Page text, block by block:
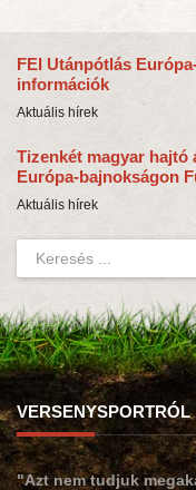
FEI Utánpótlás
információk
Aktuális hírek
Tizenkét magyar
Európa-bajnokságon
Aktuális hírek
VERSENYSPORTRÓL
"Azt nem tudjuk